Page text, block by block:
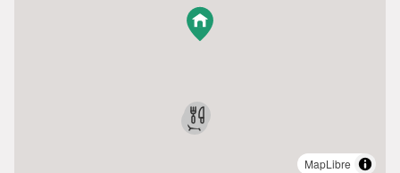
MapLibre